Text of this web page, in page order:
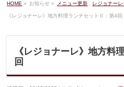
HOME » お知らせ » メニュー更新 レジョナー
《レジョナーレ》地方料理ランチセットⅡ：第4回
《レジョナーレ》地方
回